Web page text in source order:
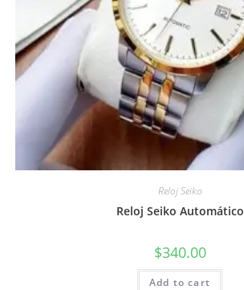
Reloj Seiko
Reloj Seiko Automático
$340.00
Add to cart